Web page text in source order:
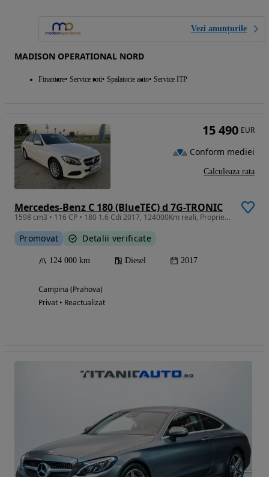
Vezi anunțurile
MADISON OPERATIONAL NORD
Finantare Service roti Spalatorie auto Service ITP
Mercedes-Benz C 180 (BlueTEC) d 7G-TRONIC
1598 cm3 • 116 CP • 180 1.6 Cdi 2017, 124000Km reali, Proprietar
Promovat Detalii verificate
124 000 km Diesel 2017
Campina (Prahova)
Privat • Reactualizat
15 490 EUR
Conform mediei
Calculeaza rata